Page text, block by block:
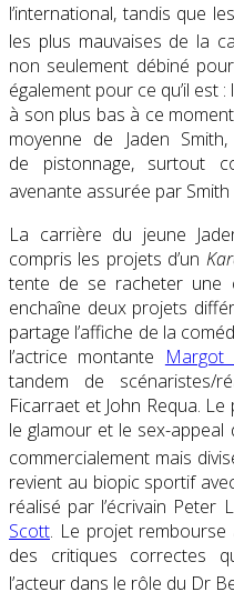
l’international, tandis que
les plus mauvaises de la
non seulement débiné
également pour ce qu’il est
à son plus bas à ce
moyenne de Jaden
de pistonnage, surtout
avenante assurée par
La carrière du jeune
compris les projets d’un
tente de se racheter une
enchaîne deux projets
partage l’affiche de la
l’actrice montante Margot
tandem de scénaristes/
Ficarraet et John Requa.
le glamour et le sex-
commercialement mais
revient au biopic sportif
réalisé par l’écrivain Peter
Scott. Le projet
des critiques correctes
l’acteur dans le rôle du Dr